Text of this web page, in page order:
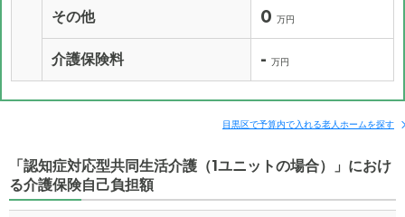
その他 0 万円
介護保険料 - 万円
目黒区で予算内で入れる老人ホームを探す
「認知症対応型共同生活介護（1ユニットの場合）」におけ
る介護保険自己負担額